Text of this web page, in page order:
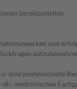
bereitzustellen.
und
eine professionelle
medizinisches